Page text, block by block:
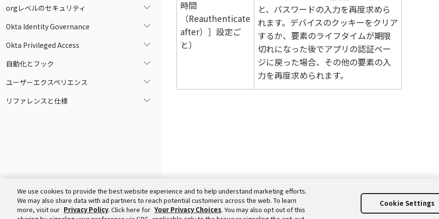
orgレベルのセキュリティ
Okta Identity Governance
Okta Privileged Access
自動化とフック
ユーザーエクスペリエンス
リファレンスと仕様
時間
（Reauthenticate
after）
設定ご
と）
と、パスワードの入力を再度求めら
れます。デバイスのクッキーをクリア
するか、要素のライフタイムが期限
切れになった後でアプリの認証ペー
ジに戻った場合、その他の要素の入
力を再度求められます。
We use cookies to provide the best website experience and to help understand marketing efforts.
We may also share data with ad partners to reach potential customers across the web. To learn
more, visit our Privacy Policy. Click here for Your Privacy Choices. You may also opt out of this
Cookie Settings